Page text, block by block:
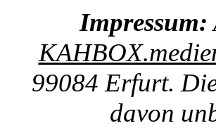
Impressum:
99084 Erfurt.
davon